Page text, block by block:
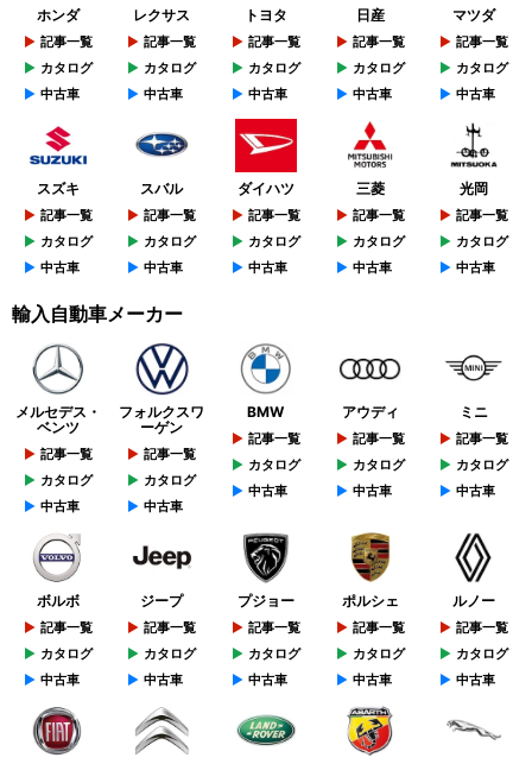
ホンダ
記事一覧
カタログ
中古車
レクサス
記事一覧
カタログ
中古車
トヨタ
記事一覧
カタログ
中古車
日産
記事一覧
カタログ
中古車
マツダ
記事一覧
カタログ
中古車
スズキ
記事一覧
カタログ
中古車
スバル
記事一覧
カタログ
中古車
ダイハツ
記事一覧
カタログ
中古車
三菱
記事一覧
カタログ
中古車
光岡
記事一覧
カタログ
中古車
輸入自動車メーカー
メルセデス・
ベンツ
記事一覧
カタログ
中古車
フォルクスワ
ーゲン
記事一覧
カタログ
中古車
BMW
記事一覧
カタログ
中古車
アウディ
記事一覧
カタログ
中古車
ミニ
記事一覧
カタログ
中古車
ボルボ
記事一覧
カタログ
中古車
ジープ
記事一覧
カタログ
中古車
プジョー
記事一覧
カタログ
中古車
ポルシェ
記事一覧
カタログ
中古車
ルノー
記事一覧
カタログ
中古車